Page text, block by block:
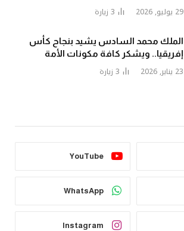
29 يوليو, 2026 3 زيارة
الملك محمد السادس يشيد بنجاح كأس
إفريقيا.. ويشكر كافة مكونات الأمة
23 يناير, 2026 3 زيارة
YouTube
WhatsApp
Instagram